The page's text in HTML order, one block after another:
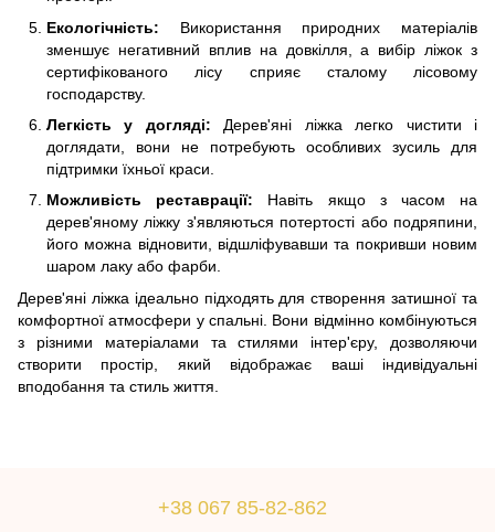
Екологічність: Використання природних матеріалів
зменшує негативний вплив на довкілля, а вибір ліжок з
сертифікованого лісу сприяє сталому лісовому
господарству.
Легкість у догляді: Дерев'яні ліжка легко чистити і
доглядати, вони не потребують особливих зусиль для
підтримки їхньої краси.
Можливість реставрації: Навіть якщо з часом на
дерев'яному ліжку з'являються потертості або подряпини,
його можна відновити, відшліфувавши та покривши новим
шаром лаку або фарби.
Дерев'яні ліжка ідеально підходять для створення затишної та
комфортної атмосфери у спальні. Вони відмінно комбінуються
з різними матеріалами та стилями інтер'єру, дозволяючи
створити простір, який відображає ваші індивідуальні
вподобання та стиль життя.
+38 067 85-82-862